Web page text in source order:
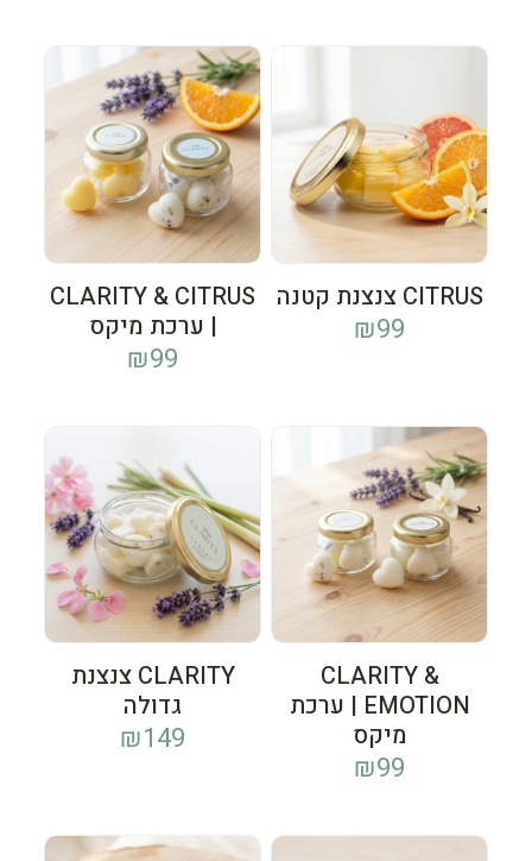
CITRUS צנצנת קטנה
₪99
CLARITY & CITRUS
| ערכת מיקס
₪99
CLARITY &
EMOTION | ערכת
מיקס
₪99
CLARITY צנצנת
גדולה
₪149